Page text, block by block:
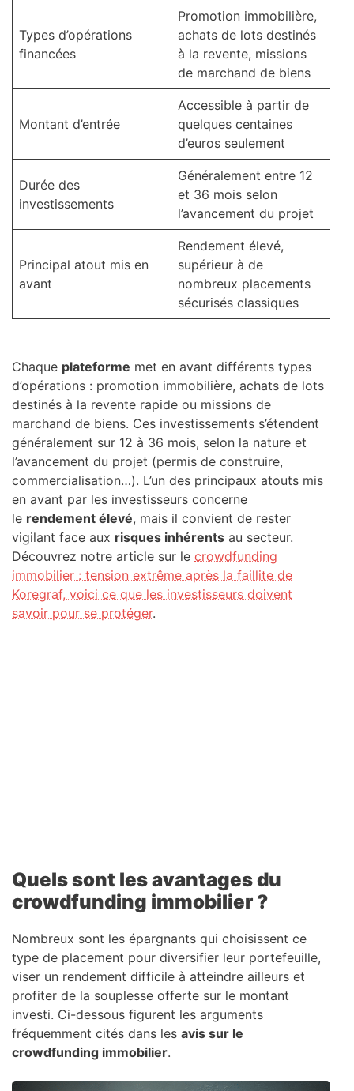
Types d’opérations
financées
Promotion immobilière,
achats de lots destinés
à la revente, missions
de marchand de biens
Montant d’entrée
Accessible à partir de
quelques centaines
d’euros seulement
Durée des
investissements
Généralement entre 12
et 36 mois selon
l’avancement du projet
Principal atout mis en
avant
Rendement élevé,
supérieur à de
nombreux placements
sécurisés classiques
Chaque plateforme met en avant différents types
d’opérations : promotion immobilière, achats de lots
destinés à la revente rapide ou missions de
marchand de biens. Ces investissements s’étendent
généralement sur 12 à 36 mois, selon la nature et
l’avancement du projet (permis de construire,
commercialisation…). L’un des principaux atouts mis
en avant par les investisseurs concerne
le rendement élevé, mais il convient de rester
vigilant face aux risques inhérents au secteur.
Découvrez notre article sur le crowdfunding
immobilier : tension extrême après la faillite de
Koregraf, voici ce que les investisseurs doivent
savoir pour se protéger.
Quels sont les avantages du
crowdfunding immobilier ?
Nombreux sont les épargnants qui choisissent ce
type de placement pour diversifier leur portefeuille,
viser un rendement difficile à atteindre ailleurs et
profiter de la souplesse offerte sur le montant
investi. Ci-dessous figurent les arguments
fréquemment cités dans les avis sur le
crowdfunding immobilier.